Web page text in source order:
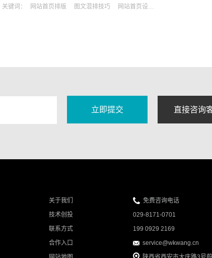
则，假如网站首页设计跟企业所处的行业以及网
关键词： 网站首页排版 图文混排技巧 网站首页设计
关于我们
技术创投
联系方式
合作入口
免费咨询电话
029-8171-0701
199 0929 2169
service@wkwang.cn